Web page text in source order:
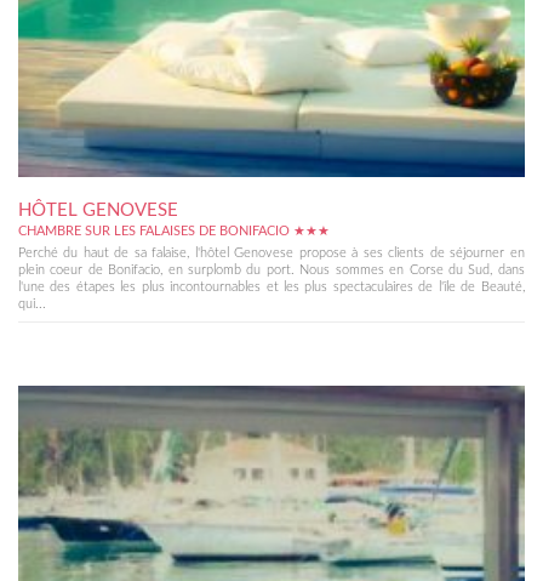
HÔTEL GENOVESE
CHAMBRE SUR LES FALAISES DE BONIFACIO ★★★
Perché du haut de sa falaise, l'hôtel Genovese propose à ses clients de séjourner en
plein coeur de Bonifacio, en surplomb du port. Nous sommes en Corse du Sud, dans
l'une des étapes les plus incontournables et les plus spectaculaires de l'île de Beauté,
qui...